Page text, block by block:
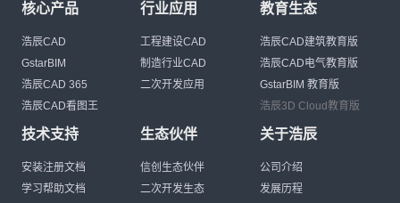
核心产品
浩辰CAD
GstarBIM
浩辰CAD 365
浩辰CAD看图王
行业应用
工程建设CAD
制造行业CAD
二次开发应用
教育生态
浩辰CAD建筑教育版
浩辰CAD电气教育版
GstarBIM 教育版
浩辰3D Cloud教育版
技术支持
安装注册文档
学习帮助文档
生态伙伴
信创生态伙伴
二次开发生态
关于浩辰
公司介绍
发展历程